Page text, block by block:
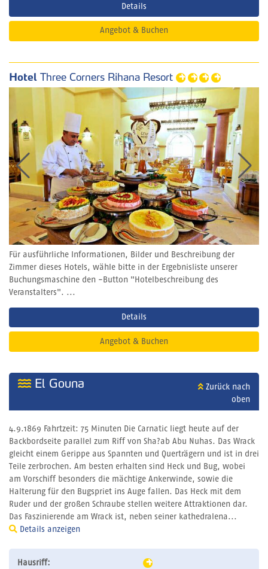
Details
Angebot & Buchen
Hotel Three Corners Rihana Resort
Für ausführliche Informationen, Bilder und Beschreibung der
Zimmer dieses Hotels, wähle bitte in der Ergebnisliste unserer
Buchungsmaschine den -Button "Hotelbeschreibung des
Veranstalters". ...
Details
Angebot & Buchen
El Gouna
Zurück nach
oben
4.9.1869 Fahrtzeit: 75 Minuten Die Carnatic liegt heute auf der
Backbordseite parallel zum Riff von Sha?ab Abu Nuhas. Das Wrack
gleicht einem Gerippe aus Spannten und Querträgern und ist in drei
Teile zerbrochen. Am besten erhalten sind Heck und Bug, wobei
am Vorschiff besonders die mächtige Ankerwinde, sowie die
Halterung für den Bugspriet ins Auge fallen. Das Heck mit dem
Ruder und der großen Schraube stellen weitere Attraktionen dar.
Das Faszinierende am Wrack ist, neben seiner kathedralena...
Details anzeigen
Hausriff: